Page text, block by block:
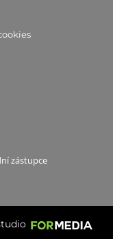
zástupce